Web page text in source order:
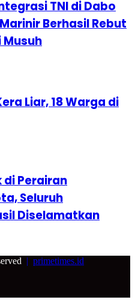
TNI di Dabo
Berhasil Rebut
Liar, 18 Warga di
di Perairan
Seluruh
Diselamatkan
| primetimes.id